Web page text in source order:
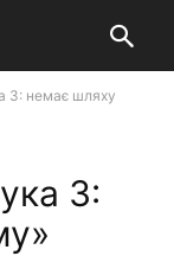
3: немає шляху
3: